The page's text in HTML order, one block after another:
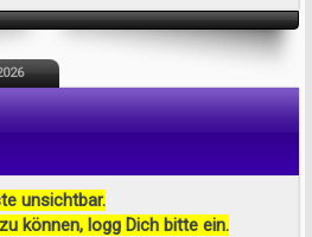
unsichtbar.
können, logg Dich bitte ein.